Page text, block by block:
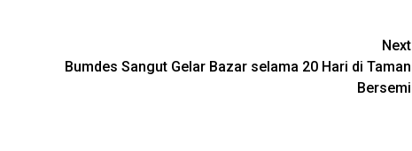
Next
Bumdes Sangut Gelar Bazar selama 20 Hari di Taman
Bersemi